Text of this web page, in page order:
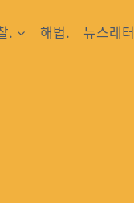
. 해법. 뉴스레